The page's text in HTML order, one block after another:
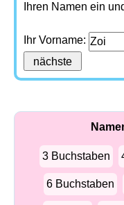
Ihren Namen ein
Ihr Vorname:
3 Buchstaben
6 Buchstaben